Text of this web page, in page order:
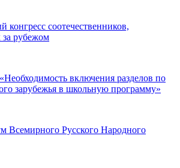
соотечественников,
рубежом
включения разделов по
зарубежья в школьную программу»
Всемирного Русского Народного